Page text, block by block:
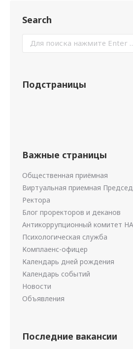
Search
Подстраницы
Важные страницы
Общественная приёмная
Виртуальная приемная
Ректора
Блог проректоров и деканов
Антикоррупционный комитет
Психологическая служба
Комплаенс-офицер
Календарь дней рождения
Календарь событий
Новости
Объявления
Последние вакансии